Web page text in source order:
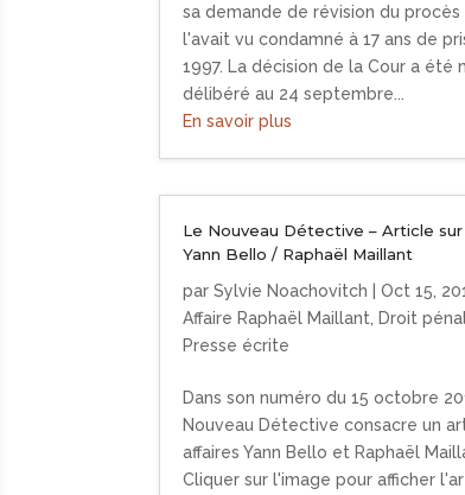
sa demande de révision du procès
l'avait vu condamné à 17 ans de
1997. La décision de la Cour a été
délibéré au 24 septembre...
En savoir plus
Le Nouveau Détective – Article sur
Yann Bello / Raphaël Maillant
parSylvie Noachovitch |Oct 15,
Affaire Raphaël Maillant, Droit
Presse écrite
Dans son numéro du 15 octobre
Nouveau Détective consacre un
affaires Yann Bello et Raphaël
Cliquer sur l'image pour afficher